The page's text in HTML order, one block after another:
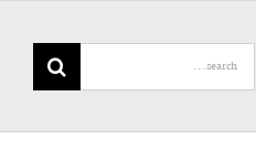
Search
for: